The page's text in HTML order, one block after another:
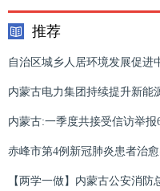
推荐
内蒙古电力集团持续提升新能
内蒙古:一季度共接受信访举报
赤峰市第4例新冠肺炎患者治